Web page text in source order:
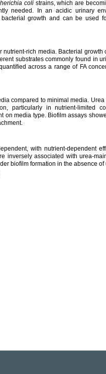
coli strains, which are
needed. In an acidic urinary
growth and can be used
rich media. Bacterial growth
substrates commonly found in
across a range of FA
compared to minimal media. Urea
particularly in nutrient-limited
on media type. Biofilm assays
with nutrient-dependent
inversely associated with urea-
biofilm formation in the absence of